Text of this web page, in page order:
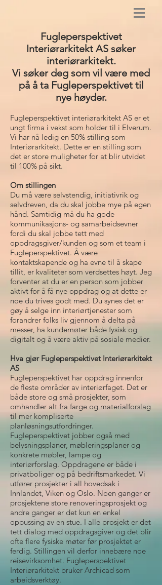
Fugleperspektivet
Interiørarkitekt AS søker
interiørarkitekt.
Vi søker deg som vil være med
på å ta Fugleperspektivet til
nye høyder.
Fugleperspektivet interiørarkitekt AS er et
ungt firma i vekst som holder til i Elverum.
Vi har nå ledig en 50% stilling som
Interiørarkitekt. Dette er en stilling som
det er store muligheter for at blir utvidet
til 100% på sikt.
Om stillingen
Du må være selvstendig, initiativrik og
selvdreven, da du skal jobbe mye på egen
hånd. Samtidig må du ha gode
kommunikasjons- og samarbeidsevner
fordi du skal jobbe tett med
oppdragsgiver/kunden og som et team i
Fugleperspektivet. Å være
kontaktskapende og ha evne til å skape
tillit, er kvaliteter som verdsettes høyt. Jeg
forventer at du er en person som jobber
aktivt for å få nye oppdrag og at dette er
noe du trives godt med. Du synes det er
gøy å selge inn interiørtjenester som
forandrer folks liv gjennom å delta på
messer, ha kundemøter både fysisk og
digitalt og å være aktiv på sosiale medier.
Hva gjør Fugleperspektivet Interiørarkitekt
AS
Fugleperspektivet har oppdrag innenfor
de fleste områder av interiørfaget. Det er
både store og små prosjekter, som
omhandler alt fra farge og materialforslag
til mer kompliserte
planløsningsutfordringer.
Fugleperspektivet jobber også med
belysningsplaner, møbleringsplaner og
konkrete møbler, lampe og
interiørforslag. Oppdragene er både i
privatboliger og på bedriftsmarkedet. Vi
utfører prosjekter i all hovedsak i
Innlandet, Viken og Oslo. Noen ganger er
prosjektene store renoveringsprosjekt og
andre ganger er det kun en enkel
oppussing av en stue. I alle prosjekt er det
tett dialog med oppdragsgiver og det blir
ofte flere fysiske møter før prosjektet er
ferdig. Stillingen vil derfor innebære noe
reisevirksomhet. Fugleperspektivet
Interiørarkitekt bruker Archicad som
arbeidsverktøy.